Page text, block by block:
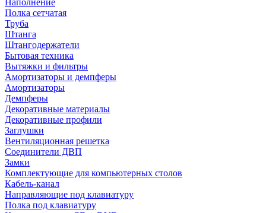
Наполнение
Полка сетчатая
Труба
Штанга
Штангодержатели
Бытовая техника
Вытяжки и фильтры
Амортизаторы и демпферы
Амортизаторы
Демпферы
Декоративные материалы
Декоративные профили
Заглушки
Вентиляционная решетка
Соединители ДВП
Замки
Комплектующие для компьютерных столов
Кабель-канал
Направляющие под клавиатуру
Полка под клавиатуру